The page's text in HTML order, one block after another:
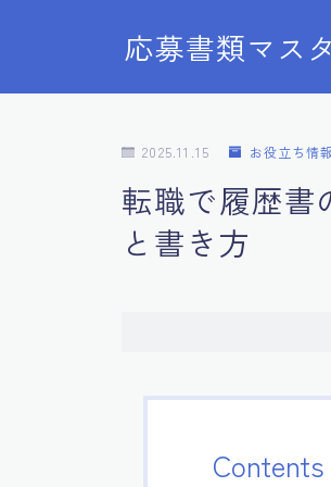
応募書類マス
2025.11.15 お役立ち情報
転職で履歴書
と書き方
Contents